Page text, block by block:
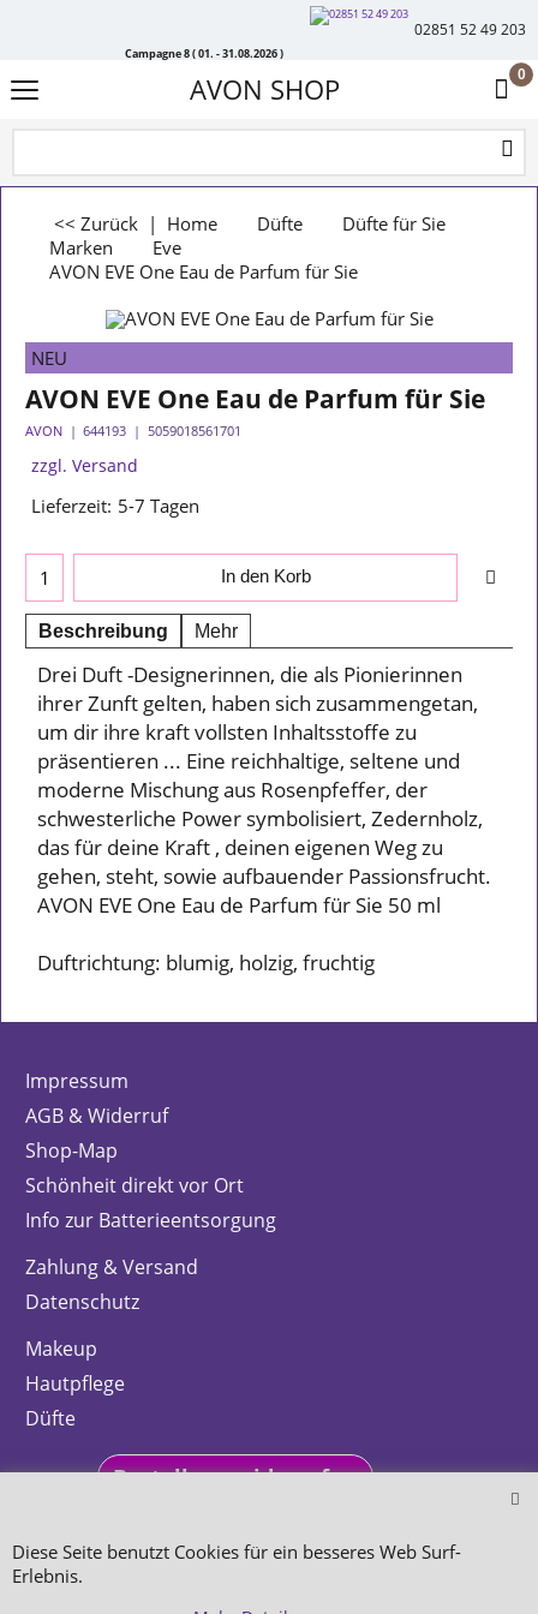
Campagne 8 ( 01. - 31.08.2026 )
02851 52 49 203
AVON SHOP 0
<< Zurück | Home Düfte
Düfte für Sie
Marken
Eve
AVON EVE One Eau de Parfum für Sie
NEU
AVON EVE One Eau de Parfum für Sie
AVON 644193 5059018561701
zzgl. Versand
Lieferzeit: 5-7 Tagen
In den Korb
Beschreibung Mehr
Drei Duft -Designerinnen, die als Pionierinnen
ihrer Zunft gelten, haben sich zusammengetan,
um dir ihre kraft vollsten Inhaltsstoffe zu
präsentieren ... Eine reichhaltige, seltene und
moderne Mischung aus Rosenpfeffer, der
schwesterliche Power symbolisiert, Zedernholz,
das für deine Kraft , deinen eigenen Weg zu
gehen, steht, sowie aufbauender Passionsfrucht.
AVON EVE One Eau de Parfum für Sie 50 ml
Duftrichtung: blumig, holzig, fruchtig
Impressum
AGB & Widerruf
Shop-Map
Schönheit direkt vor Ort
Info zur Batterieentsorgung
Zahlung & Versand
Datenschutz
Makeup
Hautpflege
Düfte
Bestellung widerrufen
WebShop erstellt mit
Diese Seite benutzt Cookies für ein besseres Web Surf-
Erlebnis.